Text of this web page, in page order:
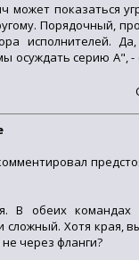
может показаться
Порядочный,
исполнителей.
осуждать серию А",
В обеих командах
сложный. Хотя края,
через фланги?